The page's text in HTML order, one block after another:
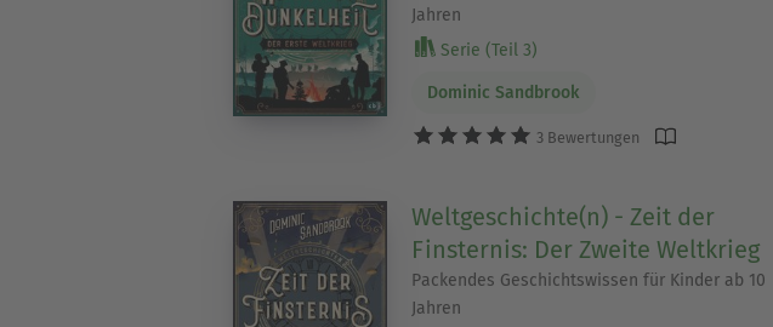
Jahren
Serie (Teil 3)
Dominic Sandbrook
3 Bewertungen
Weltgeschichte(n) - Zeit der
Finsternis: Der Zweite Weltkrieg
Packendes Geschichtswissen für Kinder ab 10
Jahren